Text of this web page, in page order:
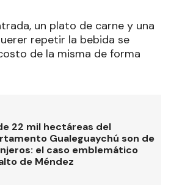
un plato de carne y una
repetir la bebida se
de la misma de forma
22 mil hectáreas del
Gualeguaychú son de
el caso emblemático
de Méndez